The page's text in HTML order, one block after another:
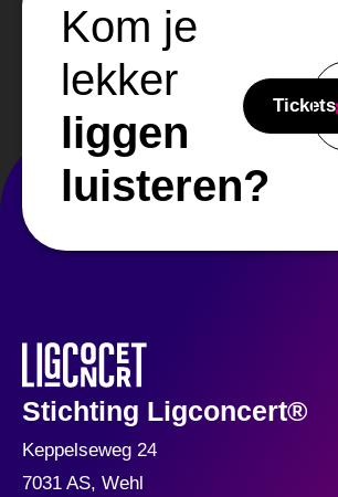
Kom je
lekker
liggen
luisteren?
Tickets
Stichting Ligconcert®
Keppelseweg 24
7031 AS, Wehl